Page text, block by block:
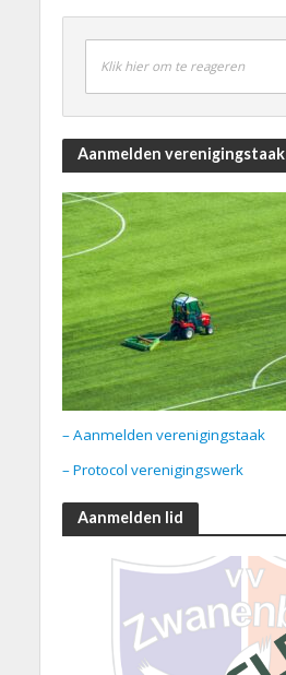
Klik hier om te reageren
Aanmelden verenigingstaak
– Aanmelden verenigingstaak
– Protocol verenigingswerk
Aanmelden lid